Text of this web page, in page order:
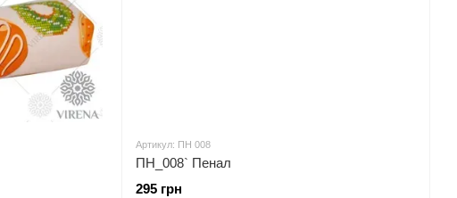
Артикул: ПН 008
ПН_008` Пенал
295 грн